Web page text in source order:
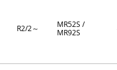
R2/2～
MR52S /
MR92S